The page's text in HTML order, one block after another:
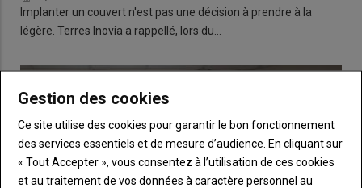
Implanter un couvert n'est pas une décision à prendre à la
légère. Terres Inovia a rappellé, lors du…
Gestion des cookies
Ce site utilise des cookies pour garantir le bon fonctionnement
des services essentiels et de mesure d’audience. En cliquant sur
« Tout Accepter », vous consentez à l’utilisation de ces cookies
et au traitement de vos données à caractère personnel au